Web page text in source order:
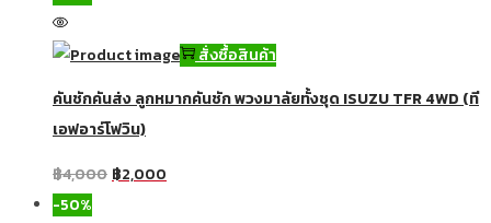
สั่งซื้อสินค้า
คันชักคันส่ง ลูกหมากคันชัก พวงมาลัยทั้งชุด ISUZU TFR 4WD (ที
เอฟอาร์โฟวิน)
฿4,000 ฿2,000
-50%